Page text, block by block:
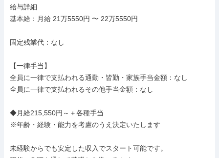
給与詳細
基本給：月給 21万5550円 〜 22万5550円
固定残業代：なし
【一律手当】
全員に一律で支払われる通勤・皆勤・家族手当金額：なし
全員に一律で支払われるその他手当金額：なし
◆月給215,550円～＋各種手当
※年齢・経験・能力を考慮のうえ決定いたします
未経験からでも安定した収入でスタート可能です。